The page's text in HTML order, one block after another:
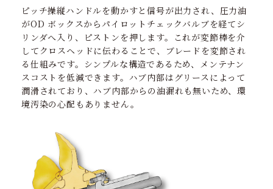
ピッチ操縦ハンドルを動かすと信号が出力され、圧力油
がOD ボックスからパイロットチェックバルブを経てシ
リンダへ入り、ピストンを押します。これが変節棒を介
してクロスヘッドに伝わることで、ブレードを変節され
る仕組みです。シンプルな構造であるため、メンテナン
スコストを低減できます。ハブ内部はグリースによって
潤滑されており、ハブ内部からの油漏れも無いため、環
境汚染の心配もありません。